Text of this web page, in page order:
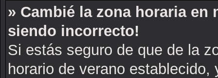
» Cambié la zona horaria en
siendo incorrecto!
Si estás seguro de que de la
horario de verano